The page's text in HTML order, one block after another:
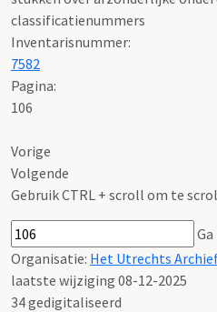
classificatienummers
Inventarisnummer:
7582
Pagina:
106
Vorige
Volgende
Gebruik CTRL + scroll om te
Ga
Organisatie: Het Utrechts
laatste wijziging 08-12-2025
34 gedigitaliseerd